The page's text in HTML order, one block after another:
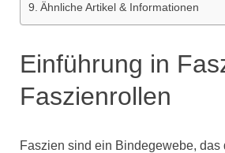
Ähnliche Artikel & Informationen
Einführung in
Faszienrollen
Faszien sind ein Bindegewebe, das